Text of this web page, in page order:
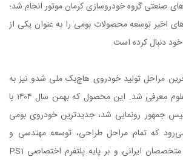
صنعتی گروه خودروسازی کرمان موتور انجام شد؛
اخیر توسعه محصولات بومی را به عنوان یکی از
دنبال کرده است.
مراحل تولید خودروی هاچ‌بک ملی شدو نیز به
معاون آموزشی وزارت علوم معرفی شد. این محصول که بهمن سال ۱۴۰۴ با
جمهور رونمایی شد، جدیدترین خودروی بومی
که تمام مراحل طراحی، توسعه مهندسی و
صنعتی‌سازی آن توسط متخصصان ایرانی و بر پایه پلتفرم اختصاصی PS1